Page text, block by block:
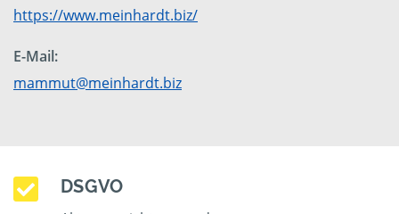
https://www.meinhardt.biz/
E-Mail:
mammut@meinhardt.biz
DSGVO